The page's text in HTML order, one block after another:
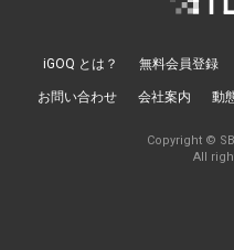
iGOQ とは？ 無料会員登録
お問い合わせ 会社案内 動
Copyright ©
All